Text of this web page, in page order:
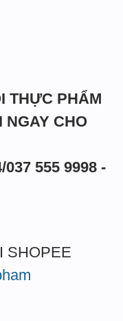
THỰC PHẨM
NGAY CHO
037 555 9998 -
SHOPEE